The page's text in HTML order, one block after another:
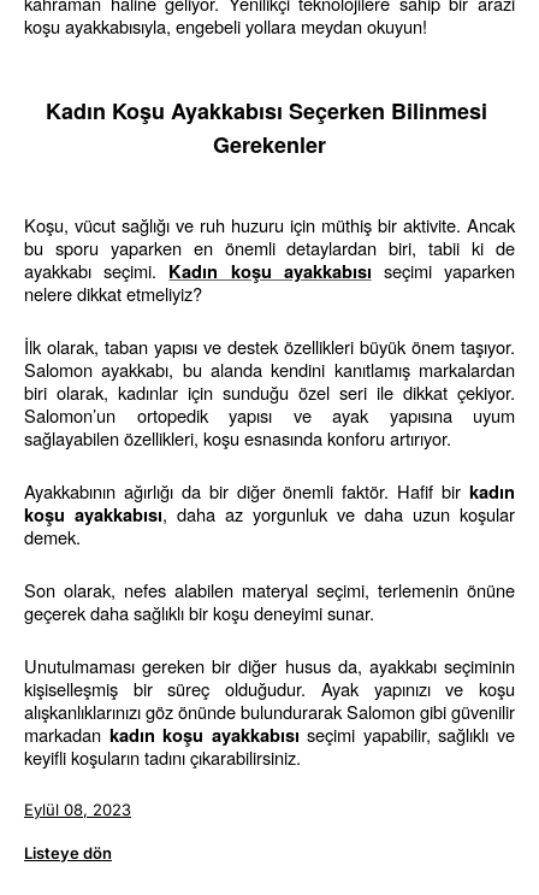
koşu ayakkabısıyla, engebeli yollara meydan okuyun!
Kadın Koşu Ayakkabısı Seçerken Bilinmesi
Gerekenler
Koşu, vücut sağlığı ve ruh huzuru için müthiş bir aktivite. Ancak
bu sporu yaparken en önemli detaylardan biri, tabii ki de
ayakkabı seçimi. Kadın koşu ayakkabısı seçimi yaparken
nelere dikkat etmeliyiz?
İlk olarak, taban yapısı ve destek özellikleri büyük önem taşıyor.
Salomon ayakkabı, bu alanda kendini kanıtlamış markalardan
biri olarak, kadınlar için sunduğu özel seri ile dikkat çekiyor.
Salomon’un ortopedik yapısı ve ayak yapısına uyum
sağlayabilen özellikleri, koşu esnasında konforu artırıyor.
Ayakkabının ağırlığı da bir diğer önemli faktör. Hafif bir kadın
koşu ayakkabısı, daha az yorgunluk ve daha uzun koşular
demek.
Son olarak, nefes alabilen materyal seçimi, terlemenin önüne
geçerek daha sağlıklı bir koşu deneyimi sunar.
Unutulmaması gereken bir diğer husus da, ayakkabı seçiminin
kişiselleşmiş bir süreç olduğudur. Ayak yapınızı ve koşu
alışkanlıklarınızı göz önünde bulundurarak Salomon gibi güvenilir
markadan kadın koşu ayakkabısı seçimi yapabilir, sağlıklı ve
keyifli koşuların tadını çıkarabilirsiniz.
Eylül 08, 2023
Listeye dön